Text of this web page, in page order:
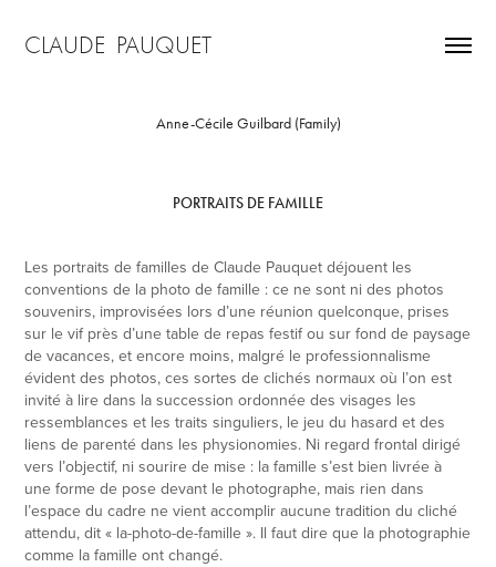
CLAUDE  PAUQUET
Anne-Cécile Guilbard (Family)
PORTRAITS DE FAMILLE
Les portraits de familles de Claude Pauquet déjouent les
conventions de la photo de famille : ce ne sont ni des photos
souvenirs, improvisées lors d’une réunion quelconque, prises
sur le vif près d’une table de repas festif ou sur fond de paysage
de vacances, et encore moins, malgré le professionnalisme
évident des photos, ces sortes de clichés normaux où l’on est
invité à lire dans la succession ordonnée des visages les
ressemblances et les traits singuliers, le jeu du hasard et des
liens de parenté dans les physionomies. Ni regard frontal dirigé
vers l’objectif, ni sourire de mise : la famille s’est bien livrée à
une forme de pose devant le photographe, mais rien dans
l’espace du cadre ne vient accomplir aucune tradition du cliché
attendu, dit « la-photo-de-famille ». Il faut dire que la photographie
comme la famille ont changé.